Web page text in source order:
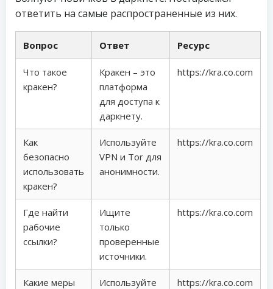
ответить на самые распространенные из них.
Вопрос Ответ Ресурс
Что такое
кракен?
Кракен – это
платформа
для доступа к
даркнету.
https://kra.co.com
Как
безопасно
использовать
кракен?
Используйте
VPN и Tor для
анонимности.
https://kra.co.com
Где найти
рабочие
ссылки?
Ищите
только
проверенные
источники.
https://kra.co.com
Какие меры
Используйте
https://kra.co.com